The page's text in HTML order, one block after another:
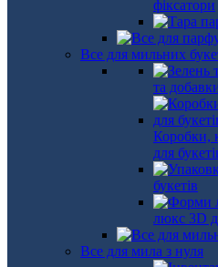
фіксатори
Все для мильних
та
Коробки,
для
букетів
люкс 3D
Все для мила з нуля